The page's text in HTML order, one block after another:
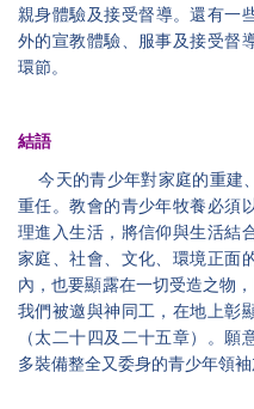
親身體驗及接受督導。還有一
外的宣教體驗、服事及接受督
環節。
結語
今天的青少年對家庭的重建
重任。教會的青少年牧養必須
理進入生活，將信仰與生活結
家庭、社會、文化、環境正面
內，也要顯露在一切受造之物
我們被邀與神同工，在地上彰
（太二十四及二十五章）。願
多裝備整全又委身的青少年領